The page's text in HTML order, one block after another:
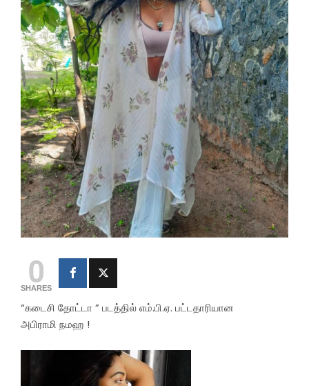
0
SHARES
“கடைசி தோட்டா ” படத்தில் எம்.பி.ஏ. பட்டதாரியான
அபிராமி நமஹ !